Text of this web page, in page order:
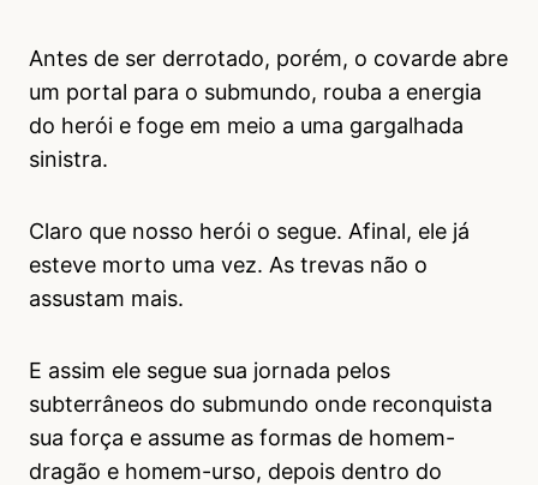
Antes de ser derrotado, porém, o covarde abre
um portal para o submundo, rouba a energia
do herói e foge em meio a uma gargalhada
sinistra.
Claro que nosso herói o segue. Afinal, ele já
esteve morto uma vez. As trevas não o
assustam mais.
E assim ele segue sua jornada pelos
subterrâneos do submundo onde reconquista
sua força e assume as formas de homem-
dragão e homem-urso, depois dentro do